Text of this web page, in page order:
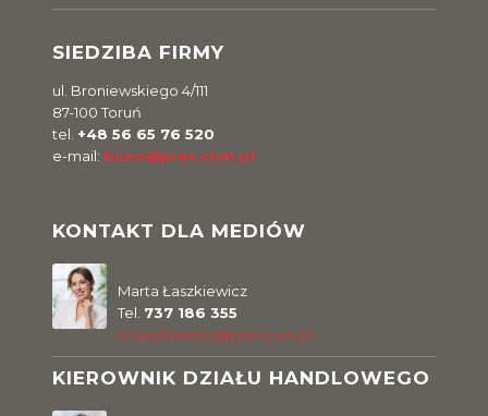
SIEDZIBA FIRMY
ul. Broniewskiego 4/111
87-100 Toruń
tel. +48 56 65 76 520
e-mail: biuro@pres.com.pl
KONTAKT DLA MEDIÓW
Marta Łaszkiewicz
Tel. 737 186 355
m.laszkiewicz@pres.com.pl
KIEROWNIK DZIAŁU HANDLOWEGO